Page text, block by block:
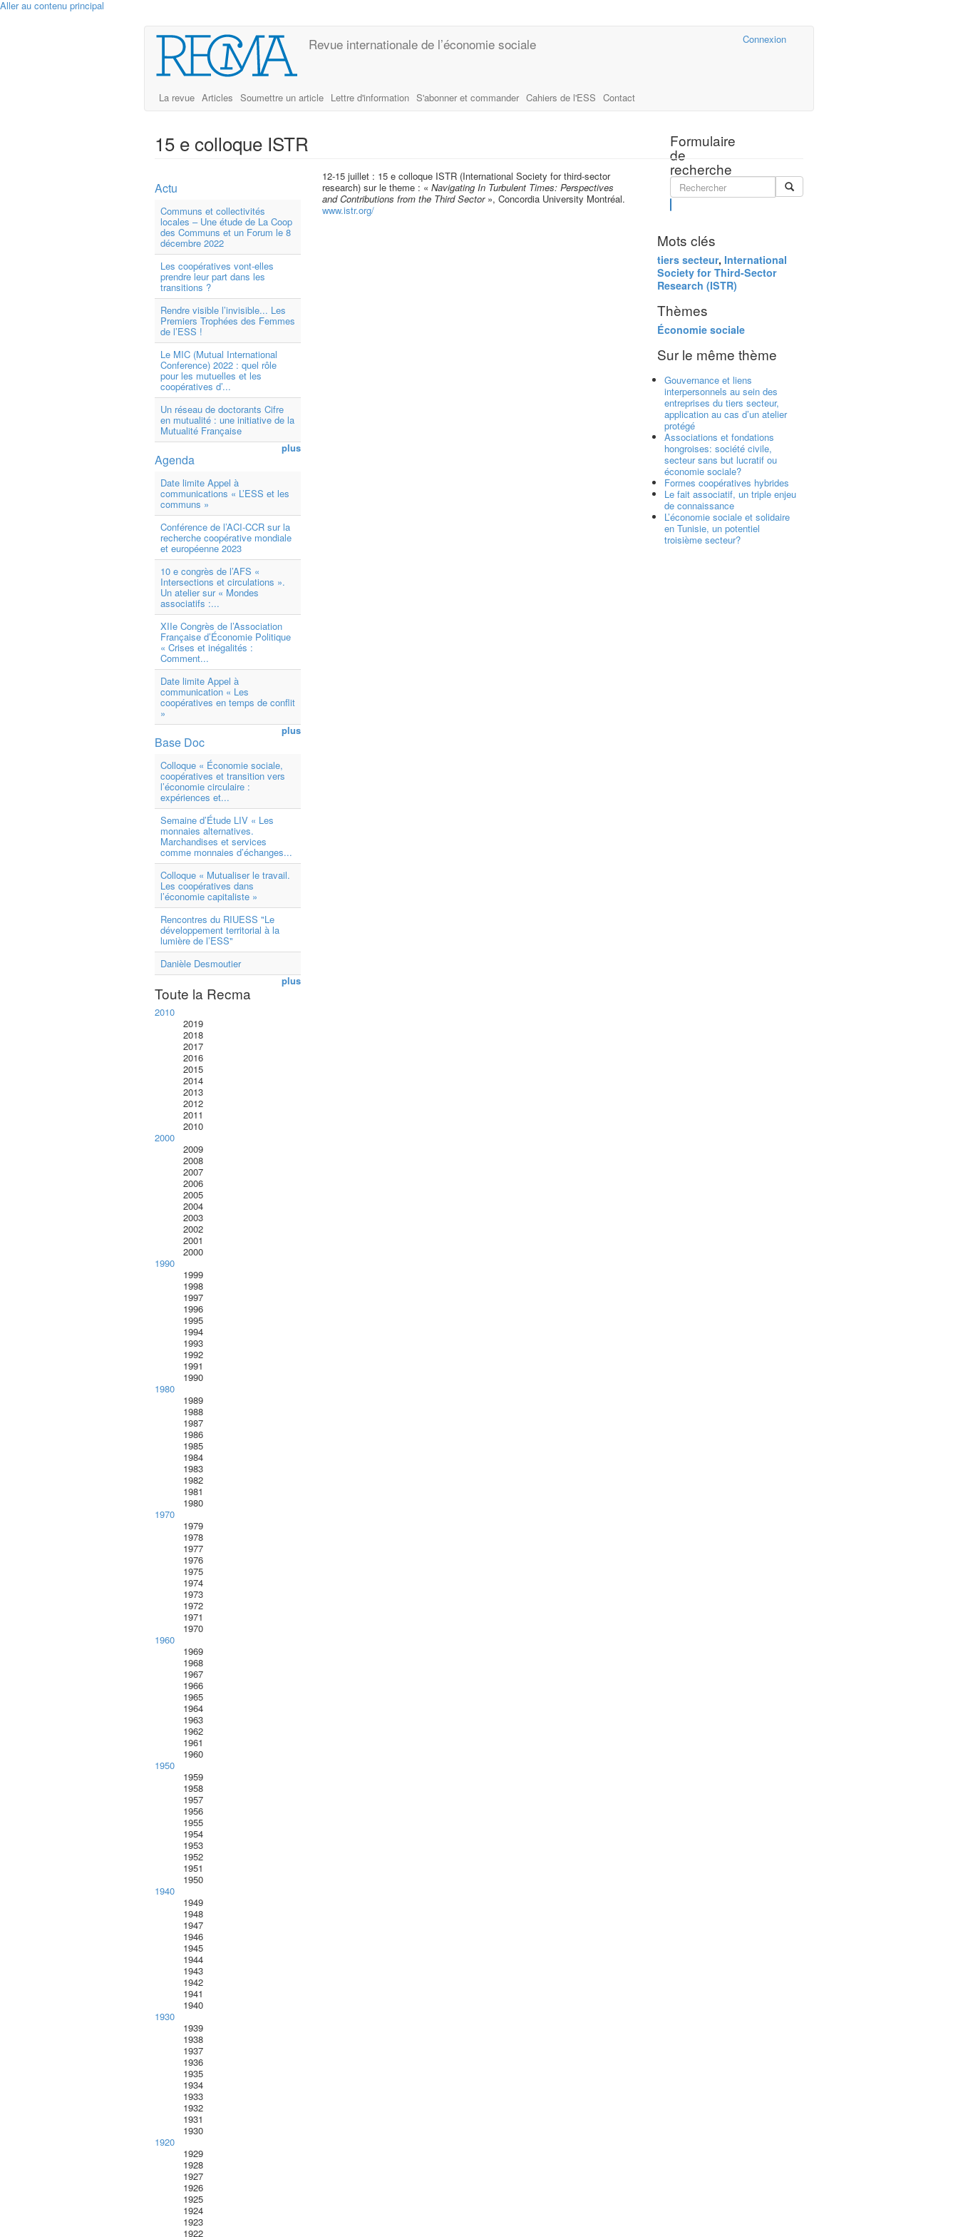
Aller au contenu principal
Connexion
Revue internationale de l’économie sociale
La revue Articles Soumettre un article Lettre d'information S'abonner et commander Cahiers de l'ESS Contact
Formulaire
de
recherche
15 e colloque ISTR
Actu
Communs et collectivités
locales – Une étude de La Coop
des Communs et un Forum le 8
décembre 2022
Les coopératives vont-elles
prendre leur part dans les
transitions ?
Rendre visible l’invisible... Les
Premiers Trophées des Femmes
de l’ESS !
Le MIC (Mutual International
Conference) 2022 : quel rôle
pour les mutuelles et les
coopératives d’...
Un réseau de doctorants Cifre
en mutualité : une initiative de la
Mutualité Française
plus
Agenda
Date limite Appel à
communications « L’ESS et les
communs »
Conférence de l’ACI-CCR sur la
recherche coopérative mondiale
et européenne 2023
10 e congrès de l’AFS «
Intersections et circulations ».
Un atelier sur « Mondes
associatifs :...
XIIe Congrès de l’Association
Française d’Économie Politique
« Crises et inégalités :
Comment...
Date limite Appel à
communication « Les
coopératives en temps de conflit
»
plus
Base Doc
Colloque « Économie sociale,
coopératives et transition vers
l’économie circulaire :
expériences et...
Semaine d’Étude LIV « Les
monnaies alternatives.
Marchandises et services
comme monnaies d’échanges...
Colloque « Mutualiser le travail.
Les coopératives dans
l’économie capitaliste »
Rencontres du RIUESS "Le
développement territorial à la
lumière de l’ESS"
Danièle Desmoutier
plus
Toute la Recma
2010
2019
2018
2017
2016
2015
2014
2013
2012
2011
2010
2000
2009
2008
2007
2006
2005
2004
2003
2002
2001
2000
1990
1999
1998
1997
1996
1995
1994
1993
1992
1991
1990
1980
1989
1988
1987
1986
1985
1984
1983
1982
1981
1980
1970
1979
1978
1977
1976
1975
1974
1973
1972
1971
1970
1960
1969
1968
1967
1966
1965
1964
1963
1962
1961
1960
1950
1959
1958
1957
1956
1955
1954
1953
1952
1951
1950
1940
1949
1948
1947
1946
1945
1944
1943
1942
1941
1940
1930
1939
1938
1937
1936
1935
1934
1933
1932
1931
1930
1920
1929
1928
1927
1926
1925
1924
1923
1922
12-15 juillet : 15 e colloque ISTR (International Society for third-sector
research) sur le theme : « Navigating In Turbulent Times: Perspectives
and Contributions from the Third Sector», Concordia University Montréal.
www.istr.org/
Mots clés
tiers secteur, International
Society for Third-Sector
Research (ISTR)
Thèmes
Économie sociale
Sur le même thème
Gouvernance et liens
interpersonnels au sein des
entreprises du tiers secteur,
application au cas d’un atelier
protégé
Associations et fondations
hongroises: société civile,
secteur sans but lucratif ou
économie sociale?
Formes coopératives hybrides
Le fait associatif, un triple enjeu
de connaissance
L’économie sociale et solidaire
en Tunisie, un potentiel
troisième secteur?